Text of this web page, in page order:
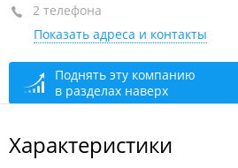
2-й этаж, оф. 22
+7 (4212) 27-13-38
+7 914 193-73-90
закрыто, откроется в 10:00
2 телефона
Показать адреса и контакты
Поднять эту компанию
в разделах наверх
Характеристики